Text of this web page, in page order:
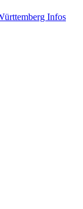
Infos